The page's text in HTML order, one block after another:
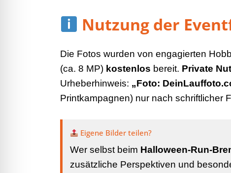
Nutzung der
Die Fotos wurden von engagierten
(ca. 8 MP) kostenlos bereit. Private
Urheberhinweis: „Foto:
Printkampagnen) nur nach schriftlicher
Eigene Bilder teilen?
Wer selbst beim Halloween-Run-
zusätzliche Perspektiven und